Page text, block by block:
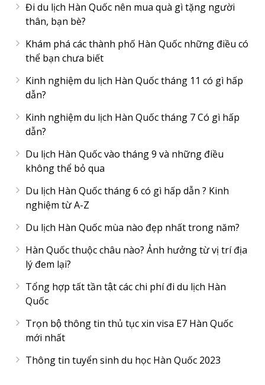
Đi du lịch Hàn Quốc nên mua quà gì tặng người
thân, bạn bè?
Khám phá các thành phố Hàn Quốc những điều có
thể bạn chưa biết
Kinh nghiệm du lịch Hàn Quốc tháng 11 có gì hấp
dẫn?
Kinh nghiệm du lịch Hàn Quốc tháng 7 Có gì hấp
dẫn?
Du lịch Hàn Quốc vào tháng 9 và những điều
không thể bỏ qua
Du lịch Hàn Quốc tháng 6 có gì hấp dẫn ? Kinh
nghiệm từ A-Z
Du lịch Hàn Quốc mùa nào đẹp nhất trong năm?
Hàn Quốc thuộc châu nào? Ảnh hưởng từ vị trí địa
lý đem lại?
Tổng hợp tất tần tật các chi phí đi du lịch Hàn
Quốc
Trọn bộ thông tin thủ tục xin visa E7 Hàn Quốc
mới nhất
Thông tin tuyển sinh du học Hàn Quốc 2023